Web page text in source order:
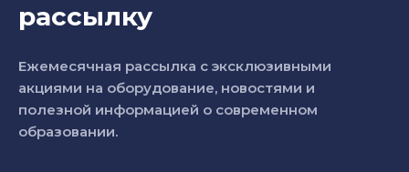
рассылку
Ежемесячная рассылка с эксклюзивными
акциями на оборудование, новостями и
полезной информацией о современном
образовании.